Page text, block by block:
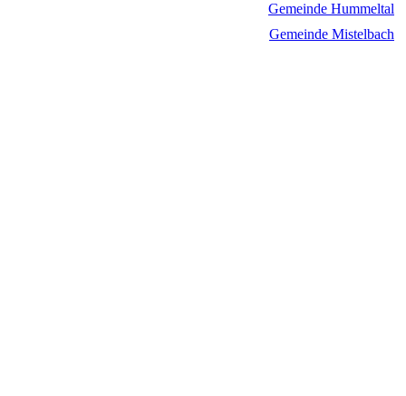
Gemeinde Hummeltal
Gemeinde Mistelbach